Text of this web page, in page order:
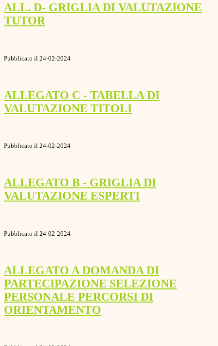
ALL. D- GRIGLIA DI VALUTAZIONE
TUTOR
Pubblicato il 24-02-2024
ALLEGATO C - TABELLA DI
VALUTAZIONE TITOLI
Pubblicato il 24-02-2024
ALLEGATO B - GRIGLIA DI
VALUTAZIONE ESPERTI
Pubblicato il 24-02-2024
ALLEGATO A DOMANDA DI
PARTECIPAZIONE SELEZIONE
PERSONALE PERCORSI DI
ORIENTAMENTO